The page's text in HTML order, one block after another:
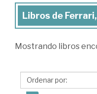
Libros
Ferrari,
Libros de
Mostrando libros